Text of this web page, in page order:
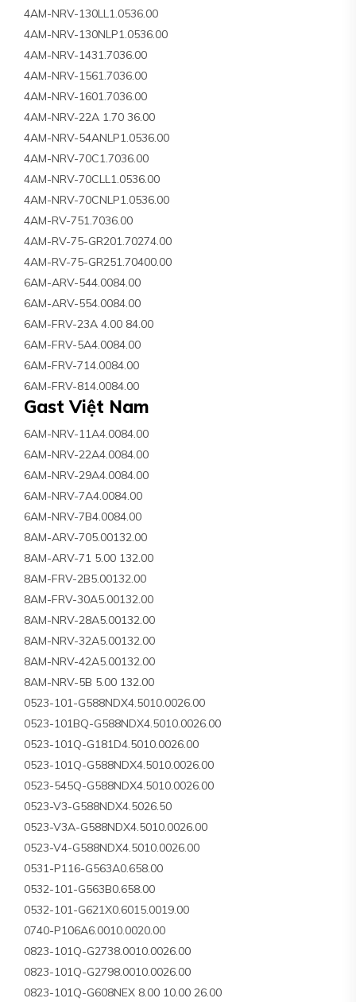
4AM-NRV-130LL1.0536.00
4AM-NRV-130NLP1.0536.00
4AM-NRV-1431.7036.00
4AM-NRV-1561.7036.00
4AM-NRV-1601.7036.00
4AM-NRV-22A 1.70 36.00
4AM-NRV-54ANLP1.0536.00
4AM-NRV-70C1.7036.00
4AM-NRV-70CLL1.0536.00
4AM-NRV-70CNLP1.0536.00
4AM-RV-751.7036.00
4AM-RV-75-GR201.70274.00
4AM-RV-75-GR251.70400.00
6AM-ARV-544.0084.00
6AM-ARV-554.0084.00
6AM-FRV-23A 4.00 84.00
6AM-FRV-5A4.0084.00
6AM-FRV-714.0084.00
6AM-FRV-814.0084.00
Gast Việt Nam
6AM-NRV-11A4.0084.00
6AM-NRV-22A4.0084.00
6AM-NRV-29A4.0084.00
6AM-NRV-7A4.0084.00
6AM-NRV-7B4.0084.00
8AM-ARV-705.00132.00
8AM-ARV-71 5.00 132.00
8AM-FRV-2B5.00132.00
8AM-FRV-30A5.00132.00
8AM-NRV-28A5.00132.00
8AM-NRV-32A5.00132.00
8AM-NRV-42A5.00132.00
8AM-NRV-5B 5.00 132.00
0523-101-G588NDX4.5010.0026.00
0523-101BQ-G588NDX4.5010.0026.00
0523-101Q-G181D4.5010.0026.00
0523-101Q-G588NDX4.5010.0026.00
0523-545Q-G588NDX4.5010.0026.00
0523-V3-G588NDX4.5026.50
0523-V3A-G588NDX4.5010.0026.00
0523-V4-G588NDX4.5010.0026.00
0531-P116-G563A0.658.00
0532-101-G563B0.658.00
0532-101-G621X0.6015.0019.00
0740-P106A6.0010.0020.00
0823-101Q-G2738.0010.0026.00
0823-101Q-G2798.0010.0026.00
0823-101Q-G608NEX 8.00 10.00 26.00